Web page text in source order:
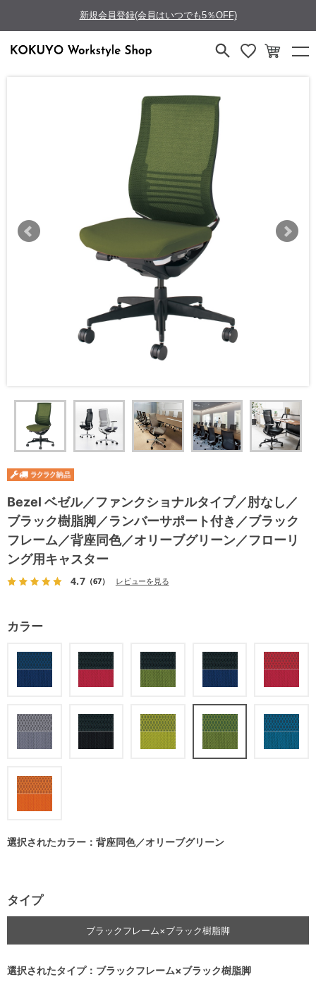
新規会員登録(会員はいつでも5％OFF)
Bezel ベゼル／ファンクショナルタイプ／肘なし／
ブラック樹脂脚／ランバーサポート付き／ブラック
フレーム／背座同色／オリーブグリーン／フローリ
ング用キャスター
4.7（67） レビューを見る
カラー
選択されたカラー：背座同色／オリーブグリーン
タイプ
ブラックフレーム×ブラック樹脂脚
選択されたタイプ：ブラックフレーム×ブラック樹脂脚